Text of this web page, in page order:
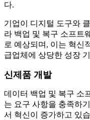
다.
기업이 디지털 도구와
라 백업 및 복구 소프트
로 예상되며, 이는 혁신
급업체에 상당한 성장
신제품 개발
데이터 백업 및 복구 소
는 요구 사항을 충족하
서 혁신이 증가하고 있